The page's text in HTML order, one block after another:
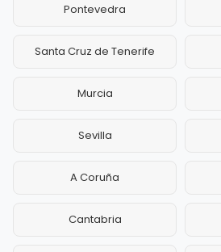
Pontevedra
Santa Cruz de Tenerife
Murcia
Sevilla
A Coruña
Cantabria